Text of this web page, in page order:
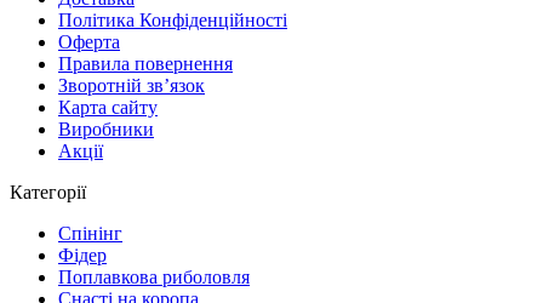
Політика Конфіденційності
Оферта
Правила повернення
Зворотній зв’язок
Карта сайту
Виробники
Акції
Категорії
Спінінг
Фідер
Поплавкова риболовля
Снасті на коропа